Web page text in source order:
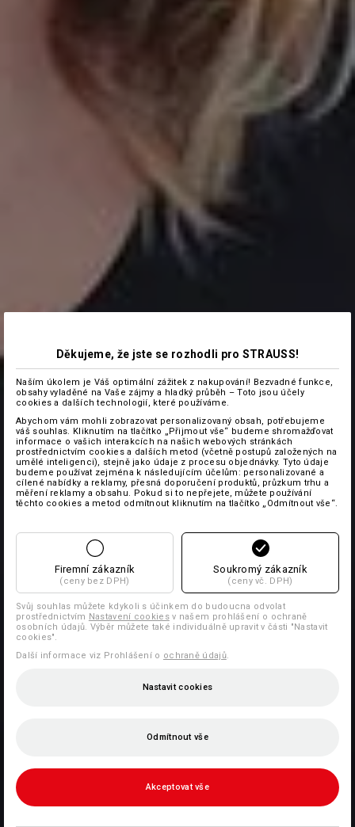
Děkujeme, že jste se rozhodli pro STRAUSS!
Naším úkolem je Váš optimální zážitek z nakupování! Bezvadné funkce,
obsahy vyladěné na Vaše zájmy a hladký průběh – Toto jsou účely
cookies a dalších technologií, které používáme.
Abychom vám mohli zobrazovat personalizovaný obsah, potřebujeme
váš souhlas. Kliknutím na tlačítko „Přijmout vše“ budeme shromažďovat
informace o vašich interakcích na našich webových stránkách
prostřednictvím cookies a dalších metod (včetně postupů založených na
umělé inteligenci), stejně jako údaje z procesu objednávky. Tyto údaje
budeme používat zejména k následujícím účelům: personalizované a
cílené nabídky a reklamy, přesná doporučení produktů, průzkum trhu a
měření reklamy a obsahu. Pokud si to nepřejete, můžete používání
těchto cookies a metod odmítnout kliknutím na tlačítko „Odmítnout vše“.
Firemní zákazník
(ceny bez DPH)
Soukromý zákazník
(ceny vč. DPH)
Svůj souhlas můžete kdykoli s účinkem do budoucna odvolat
prostřednictvím Nastavení cookiesv našem prohlášení o ochraně
osobních údajů. Výběr můžete také individuálně upravit v části "Nastavit
cookies".
Další informace viz Prohlášení o ochraně údajů.
Nastavit cookies
Odmítnout vše
Akceptovat vše